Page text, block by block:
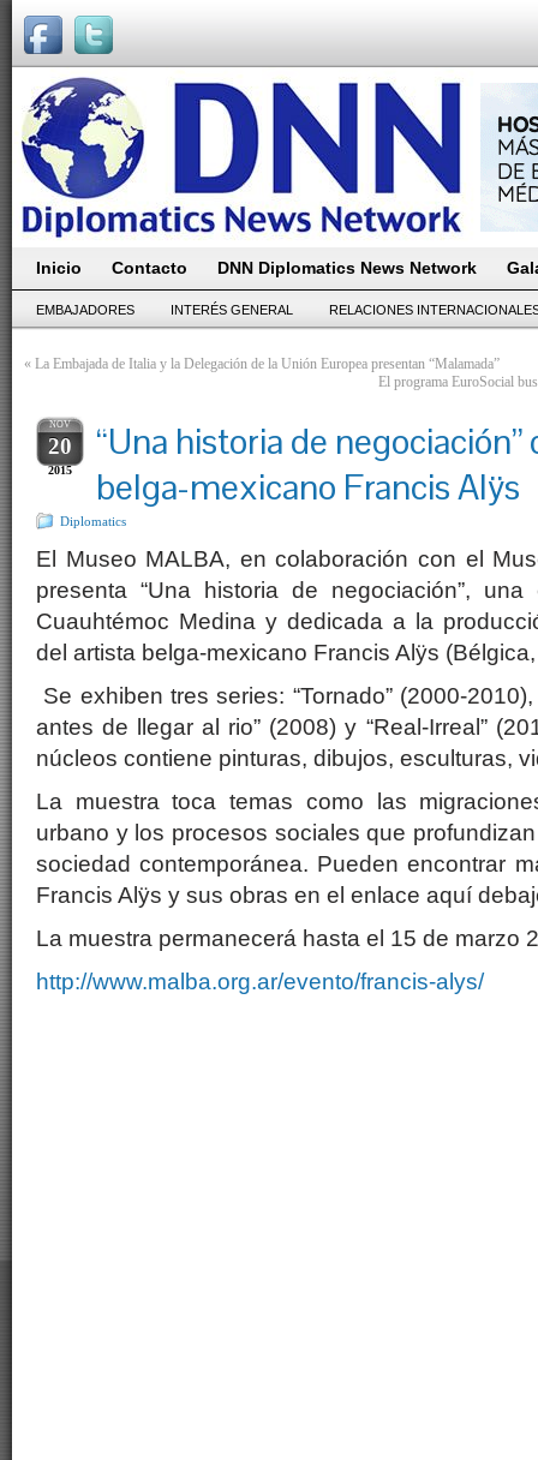
Inicio Contacto DNN Diplomatics News Network
EMBAJADORES INTERÉS GENERAL RELACIONES
« La Embajada de Italia y la Delegación de la Unión Europea presentan “Malamada”
El programa EuroSocial
NOV
20
2015
“Una historia de
belga-mexicano Francis Alÿs
Diplomatics
El Museo MALBA, en colaboración con el
presenta “Una historia de negociación”,
Cuauhtémoc Medina y dedicada a la
del artista belga-mexicano Francis Alÿs
Se exhiben tres series: “Tornado” (2000-
antes de llegar al rio” (2008) y “Real-Irreal”
núcleos contiene pinturas, dibujos, esculturas,
La muestra toca temas como las
urbano y los procesos sociales que
sociedad contemporánea. Pueden encontrar
Francis Alÿs y sus obras en el enlace aquí
La muestra permanecerá hasta el 15 de marzo
http://www.malba.org.ar/evento/francis-alys/